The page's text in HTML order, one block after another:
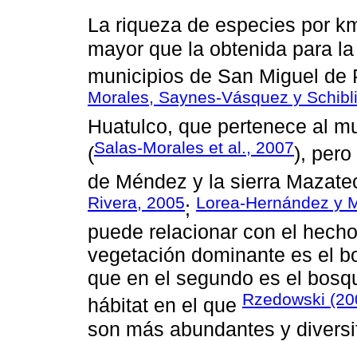
La riqueza de especies por
mayor que la obtenida para
municipios de San Miguel de
Morales, Saynes-Vásquez y
Huatulco, que pertenece al
(Salas-Morales et al., 2007),
de Méndez y la sierra
Rivera, 2005; Lorea-Hernández y
puede relacionar con el
vegetación dominante es el
que en el segundo es el
hábitat en el que Rzedowski
son más abundantes y